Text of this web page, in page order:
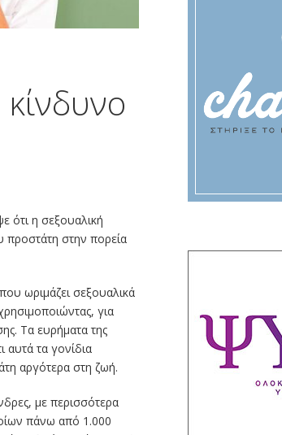
ότι η σεξουαλική
προστάτη στην πορεία
ωριμάζει σεξουαλικά
για
Τα ευρήματα της
αυτά τα γονίδια
αργότερα στη ζωή.
με περισσότερα
πάνω από 1.000